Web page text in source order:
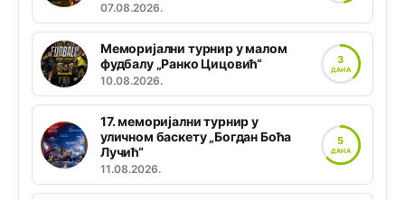
07.08.2026.
Меморијални турнир у малом
фудбалу „Ранко Цицовић“
10.08.2026.
3
ДАНА
17. меморијални турнир у
уличном баскету „Богдан Боћа
Лучић“
11.08.2026.
5
ДАНА